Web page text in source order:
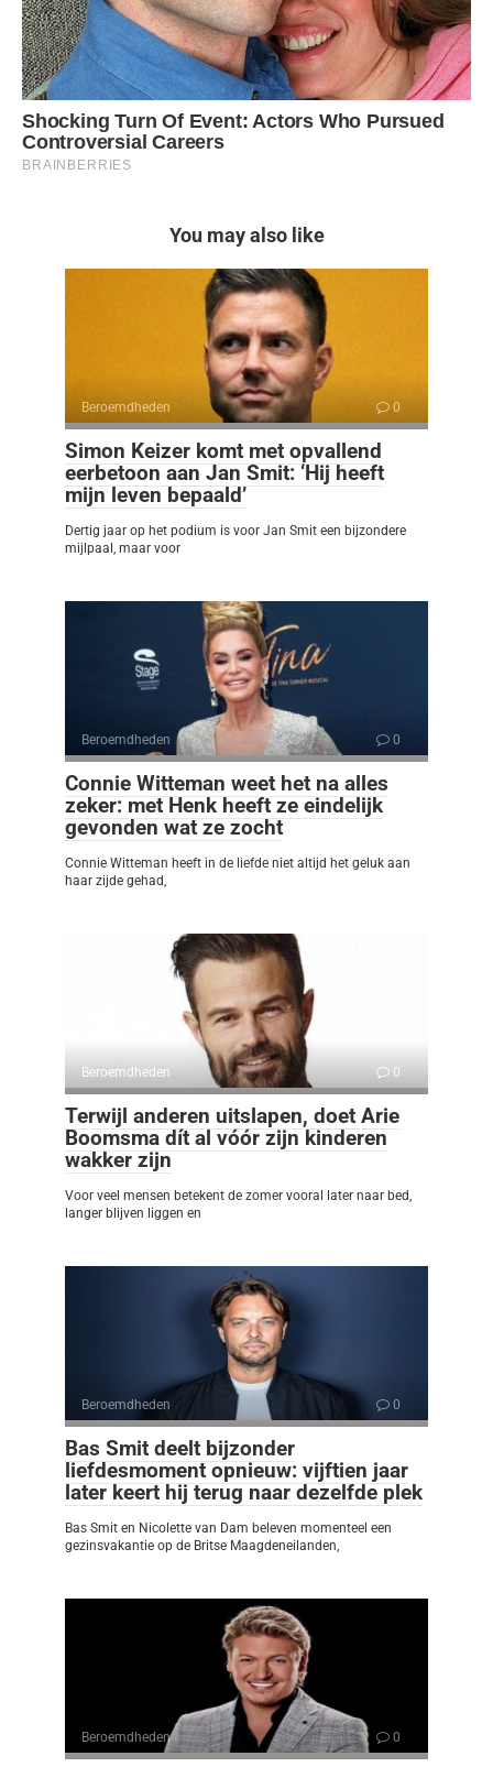
You may also like
Beroemdheden 0
Simon Keizer komt met opvallend
eerbetoon aan Jan Smit: ‘Hij heeft
mijn leven bepaald’
Dertig jaar op het podium is voor Jan Smit een bijzondere
mijlpaal, maar voor
Beroemdheden 0
Connie Witteman weet het na alles
zeker: met Henk heeft ze eindelijk
gevonden wat ze zocht
Connie Witteman heeft in de liefde niet altijd het geluk aan
haar zijde gehad,
Beroemdheden 0
Terwijl anderen uitslapen, doet Arie
Boomsma dít al vóór zijn kinderen
wakker zijn
Voor veel mensen betekent de zomer vooral later naar bed,
langer blijven liggen en
Beroemdheden 0
Bas Smit deelt bijzonder
liefdesmoment opnieuw: vijftien jaar
later keert hij terug naar dezelfde plek
Bas Smit en Nicolette van Dam beleven momenteel een
gezinsvakantie op de Britse Maagdeneilanden,
Beroemdheden 0